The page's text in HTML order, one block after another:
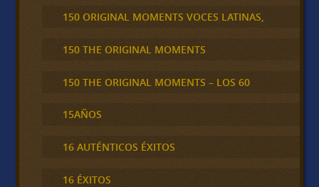
150 ORIGINAL MOMENTS VOCES LATINAS,
150 THE ORIGINAL MOMENTS
150 THE ORIGINAL MOMENTS – LOS 60
15AÑOS
16 AUTÉNTICOS ÉXITOS
16 ÉXITOS